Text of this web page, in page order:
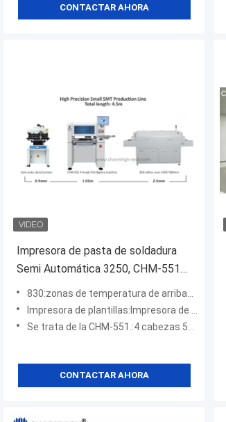
CONTACTAR AHORA
Impresora de pasta de soldadura
Semi Automática 3250, CHM-551
Máquina de selección de lugar,
horno de reflujo 830
830:zonas de temperatura de arriba4+bajo4 horno de reflujo, área de calefacción de 1400x300 mm
Impresora de plantillas:Impresora de plantillas semiautomática de alta precisión 3250
Se trata de la CHM-551.:4 cabezas 50 alimentadores transportador automático con boquilla de cambio automático
CONTACTAR AHORA